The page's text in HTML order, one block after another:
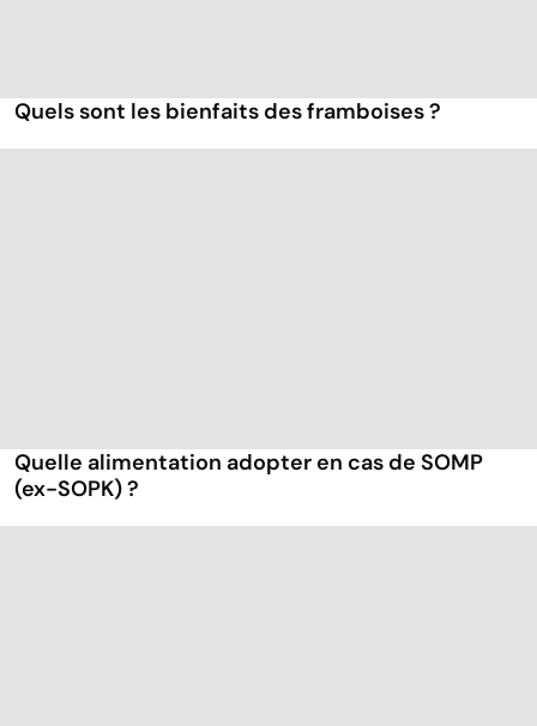
Quels sont les bienfaits des framboises ?
Quelle alimentation adopter en cas de SOMP
(ex-SOPK) ?